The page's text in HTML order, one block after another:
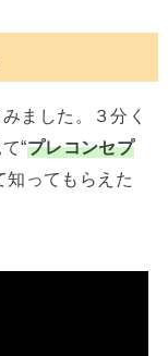
ました。３分く
“プレコンセプ
知ってもらえた